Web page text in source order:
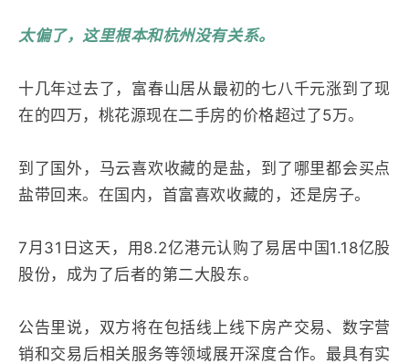
太偏了，这里根本和杭州没有关系。
十几年过去了，富春山居从最初的七八千元涨到了现
在的四万，桃花源现在二手房的价格超过了5万。
到了国外，马云喜欢收藏的是盐，到了哪里都会买点
盐带回来。在国内，首富喜欢收藏的，还是房子。
7月31日这天，用8.2亿港元认购了易居中国1.18亿股
股份，成为了后者的第二大股东。
公告里说，双方将在包括线上线下房产交易、数字营
销和交易后相关服务等领域展开深度合作。最具有实